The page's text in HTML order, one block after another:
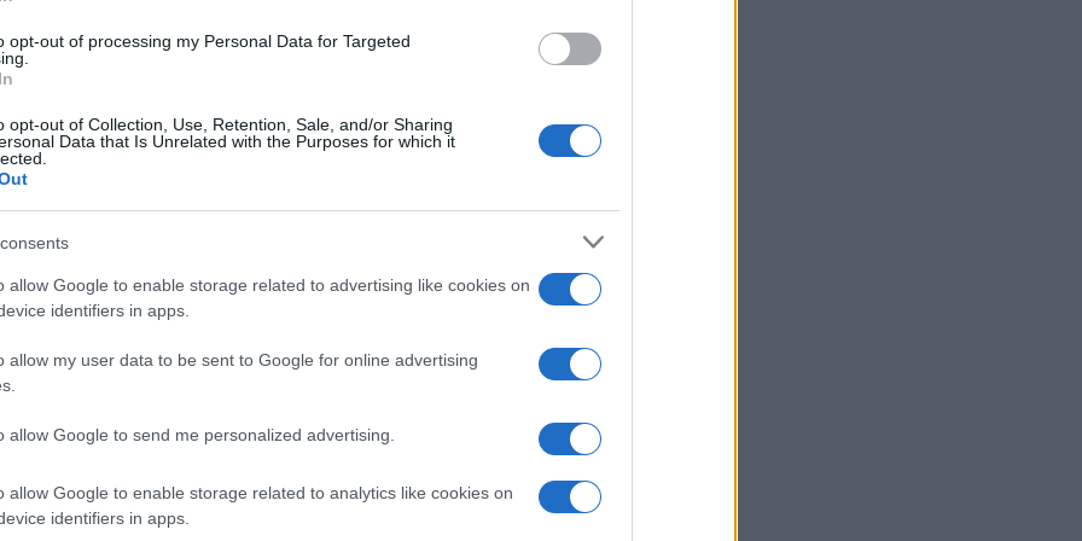
opt-out of processing my Personal Data for Targeted
opt-out of Collection, Use, Retention, Sale, and/or Sharing
Data that Is Unrelated with the Purposes for which it
allow Google to enable storage related to advertising like cookies on
identifiers in apps.
allow my user data to be sent to Google for online advertising
allow Google to send me personalized advertising.
allow Google to enable storage related to analytics like cookies on
identifiers in apps.
Agosto 2024, 14:20
sotto attacco: i timori dopo gli
a Curve Finance
diBTCSentinel
4 Agosto 2023, 16:39
4.4k
milioni di dollari